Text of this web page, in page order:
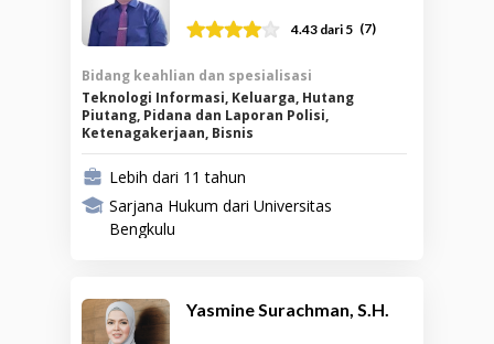
4.43 dari 5 (7)
Bidang keahlian dan spesialisasi
Teknologi Informasi, Keluarga, Hutang
Piutang, Pidana dan Laporan Polisi,
Ketenagakerjaan, Bisnis
Lebih dari 11 tahun
Sarjana Hukum dari Universitas
Bengkulu
Yasmine Surachman, S.H.